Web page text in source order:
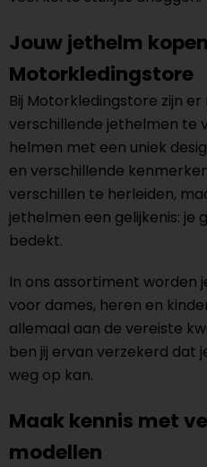
Jouw jethelm
Motorkledingstore
Bij Motorkledingstore zijn er
verschillende jethelmen te
helmen met een uniek
en verschillende
verschillen te herleiden,
jethelmen een gelijkenis: je
bedekt.
In ons assortiment worden
voor dames, heren en
allemaal aan de vereiste
ben jij ervan verzekerd dat
weg op kan.
Maak kennis met
modellen